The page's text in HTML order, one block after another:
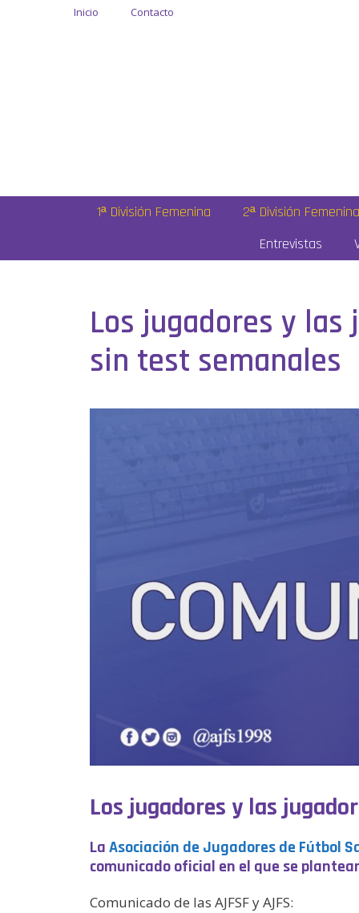
Inicio Contacto
1ª División Femenina
2ª División
Entrevistas
Los jugadores y
sin test semanales
Los jugadores y las
LaAsociación de Jugadores de Fútbol
comunicado oficial en el que se
Comunicado de las AJFSF y AJFS: